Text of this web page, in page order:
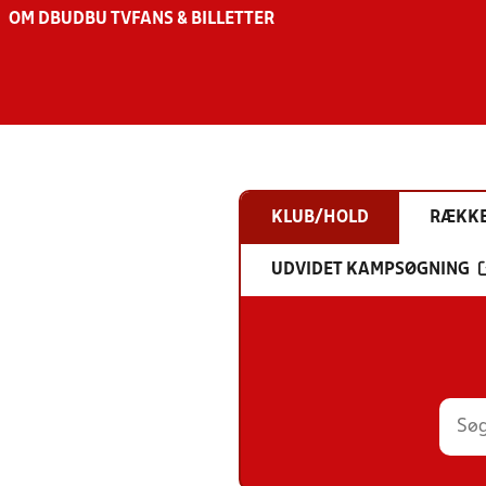
OM DBU DBU TV FANS & BILLETTER
KLUB/HOLD
UDVIDET KAMPSØGNING